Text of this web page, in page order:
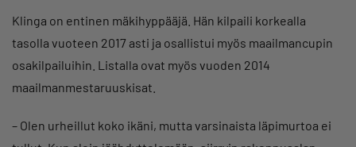
Klinga on entinen mäkihyppääjä. Hän kilpaili korkealla
tasolla vuoteen 2017 asti ja osallistui myös maailmancupin
osakilpailuihin. Listalla ovat myös vuoden 2014
maailmanmestaruuskisat.
– Olen urheillut koko ikäni, mutta varsinaista läpimurtoa ei